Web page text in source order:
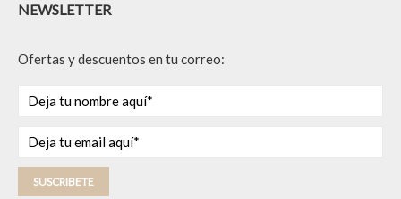
NEWSLETTER
Ofertas y descuentos en tu correo:
SUSCRIBETE